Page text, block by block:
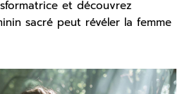
et découvrez
sacré peut révéler la femme